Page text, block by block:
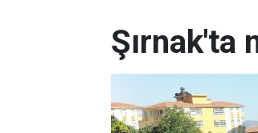
Şırnak'ta